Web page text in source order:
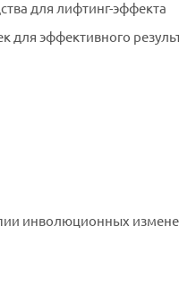
для лифтинг-эффекта
для эффективного
инволюционных